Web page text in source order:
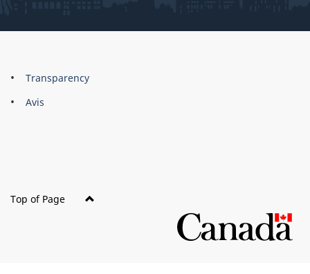
About
this
Brand
Transparency
Avis
Top of Page